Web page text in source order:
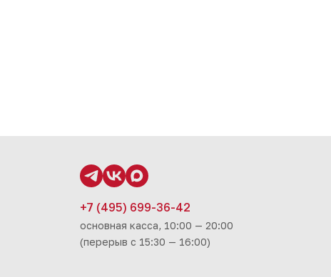
+7 (495) 699-36-42
основная касса, 10:00 — 20:00
(перерыв с 15:30 — 16:00)